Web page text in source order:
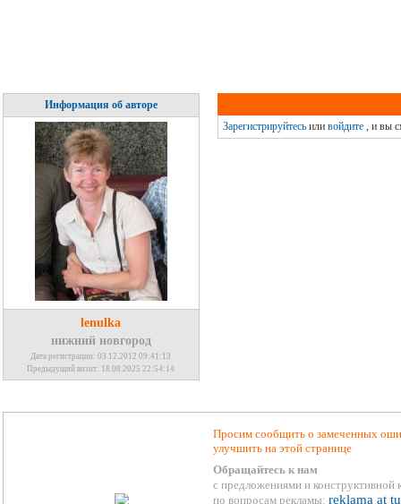
Информация об авторе
lenulka
нижний новгород
Дата регистрации: 03.12.2012 09:41:13
Предыдущий визит: 18.08.2025 22:54:14
Зарегистрируйтесьили войдите, и вы
Просим сообщить о замеченных
улучшить на этой странице
Обращайтесь к нам
с предложениями и конструктивной
по вопросам рекламы: reklama at